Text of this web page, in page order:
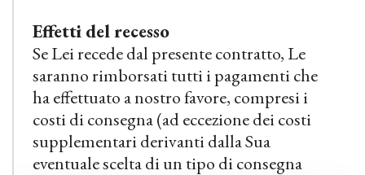
Effetti del recesso
Se Lei recede dal presente contratto, Le
saranno rimborsati tutti i pagamenti che
ha effettuato a nostro favore, compresi i
costi di consegna (ad eccezione dei costi
supplementari derivanti dalla Sua
eventuale scelta di un tipo di consegna